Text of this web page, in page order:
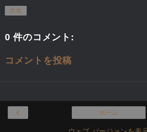
共有
0 件のコメント:
コメントを投稿
‹ ホーム